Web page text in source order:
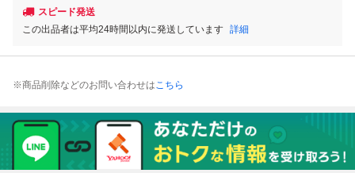
スピード発送
この出品者は平均24時間以内に発送しています 詳細
※商品削除などのお問い合わせはこちら